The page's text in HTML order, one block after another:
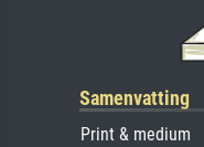
Samenvatting
Print & medium